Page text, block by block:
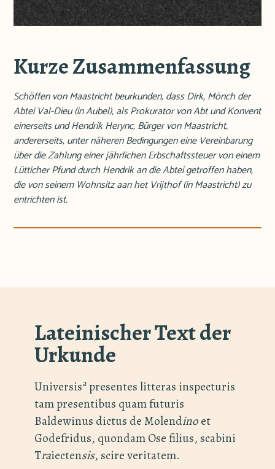
Kurze Zusammenfassung
Schöffen von Maastricht beurkunden, dass Dirk, Mönch der
Abtei Val-Dieu (in Aubel), als Prokurator von Abt und Konvent
einerseits und Hendrik Herync, Bürger von Maastricht,
andererseits, unter näheren Bedingungen eine Vereinbarung
über die Zahlung einer jährlichen Erbschaftssteuer von einem
Lütticher Pfund durch Hendrik an die Abtei getroffen haben,
die von seinem Wohnsitz aan het Vrijthof (in Maastricht) zu
entrichten ist.
Lateinischer Text der
Urkunde
Universisa presentes litteras inspecturis
tam presentibus quam futuris
Baldewinus dictus de Molendinoet
Godefridus, quondam Ose filius, scabini
Traiectensis, scire veritatem.